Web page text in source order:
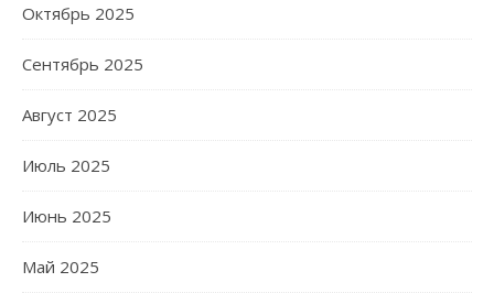
Октябрь 2025
Сентябрь 2025
Август 2025
Июль 2025
Июнь 2025
Май 2025